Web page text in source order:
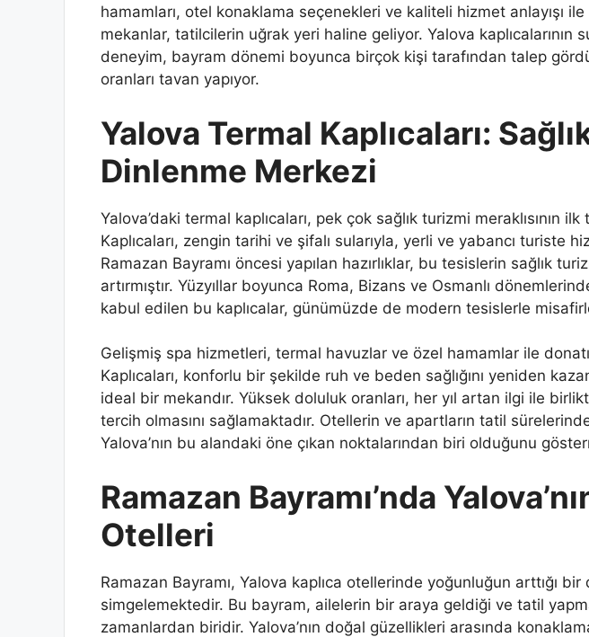
hamamları, otel konaklama seçenekleri ve kaliteli hizmet anlayışı
mekanlar, tatilcilerin uğrak yeri haline geliyor. Yalova kaplıcalarının
deneyim, bayram dönemi boyunca birçok kişi tarafından talep
oranları tavan yapıyor.
Yalova Termal Kaplıcaları:
Dinlenme Merkezi
Yalova’daki termal kaplıcaları, pek çok sağlık turizmi meraklısının
Kaplıcaları, zengin tarihi ve şifalı sularıyla, yerli ve yabancı turiste
Ramazan Bayramı öncesi yapılan hazırlıklar, bu tesislerin sağlık
artırmıştır. Yüzyıllar boyunca Roma, Bizans ve Osmanlı
kabul edilen bu kaplıcalar, günümüzde de modern tesislerle
Gelişmiş spa hizmetleri, termal havuzlar ve özel hamamlar ile
Kaplıcaları, konforlu bir şekilde ruh ve beden sağlığını yeniden
ideal bir mekandır. Yüksek doluluk oranları, her yıl artan ilgi ile
tercih olmasını sağlamaktadır. Otellerin ve apartların tatil sürelerinde
Yalova’nın bu alandaki öne çıkan noktalarından biri olduğunu
Ramazan Bayramı’nda
Otelleri
Ramazan Bayramı, Yalova kaplıca otellerinde yoğunluğun arttığı bir
simgelemektedir. Bu bayram, ailelerin bir araya geldiği ve tatil
zamanlardan biridir. Yalova’nın doğal güzellikleri arasında